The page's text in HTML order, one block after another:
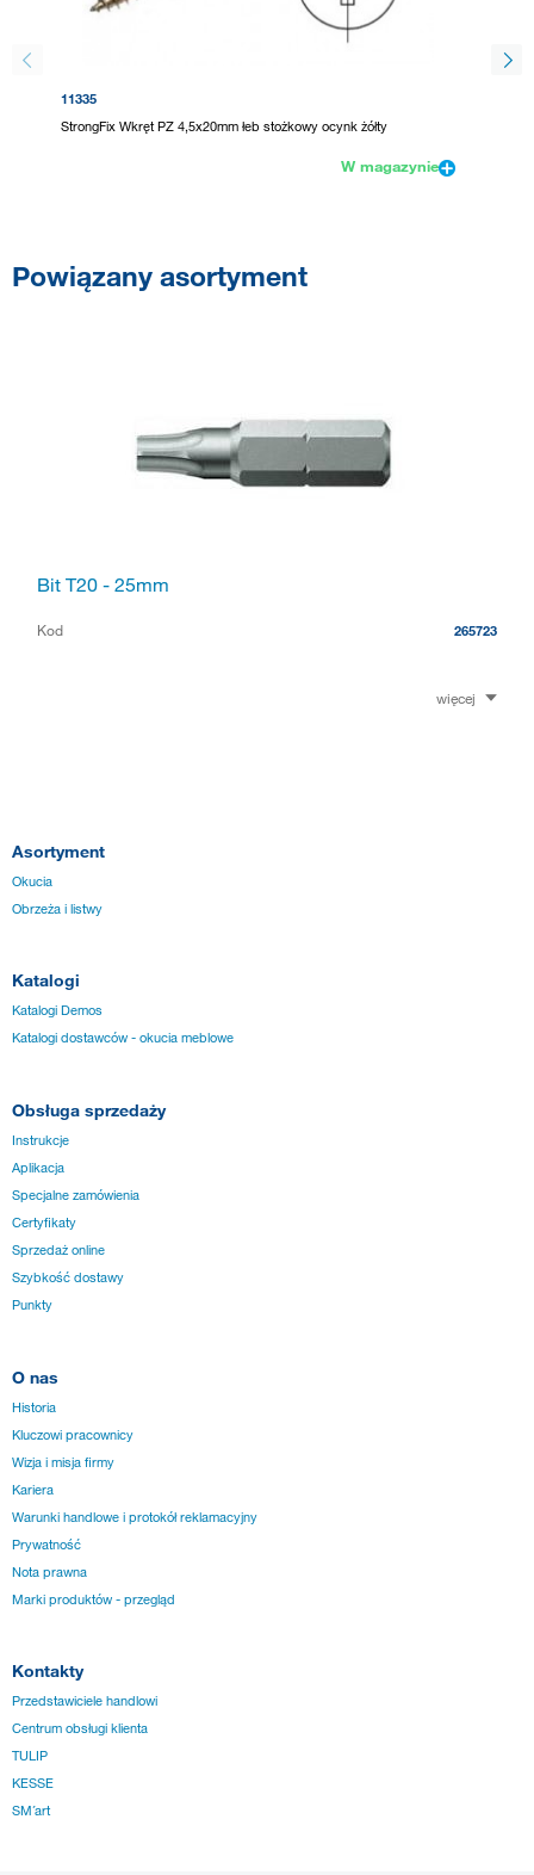
11335
StrongFix Wkręt PZ 4,5x20mm łeb stożkowy ocynk żółty
W magazynie
Powiązany asortyment
Bit T20 - 25mm
Kod 265723
więcej
Asortyment
Okucia
Obrzeża i listwy
Katalogi
Katalogi Demos
Katalogi dostawców - okucia meblowe
Obsługa sprzedaży
Instrukcje
Aplikacja
Specjalne zamówienia
Certyfikaty
Sprzedaż online
Szybkość dostawy
Punkty
O nas
Historia
Kluczowi pracownicy
Wizja i misja firmy
Kariera
Warunki handlowe i protokół reklamacyjny
Prywatność
Nota prawna
Marki produktów - przegląd
Kontakty
Przedstawiciele handlowi
Centrum obsługi klienta
TULIP
KESSE
SM´art